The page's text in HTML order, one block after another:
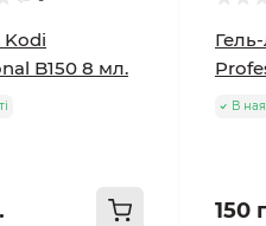
Kodi
B150 8 мл.
В
150